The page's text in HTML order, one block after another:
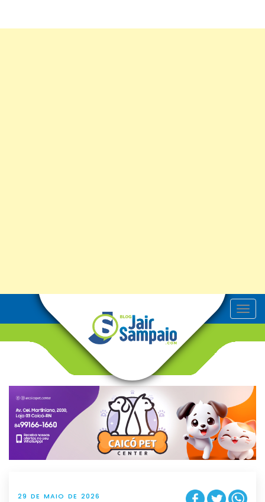
T
o
v
g
t
i
o
n
29 DE MAIO DE 2026